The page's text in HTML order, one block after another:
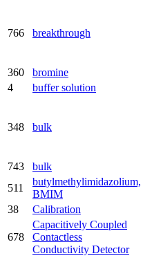
766 breakthrough
360 bromine
4
buffer solution
348 bulk
743
bulk
511
butylmethylimidazolium,
BMIM
38
Calibration
678
Capacitively Coupled
Contactless
Conductivity Detector